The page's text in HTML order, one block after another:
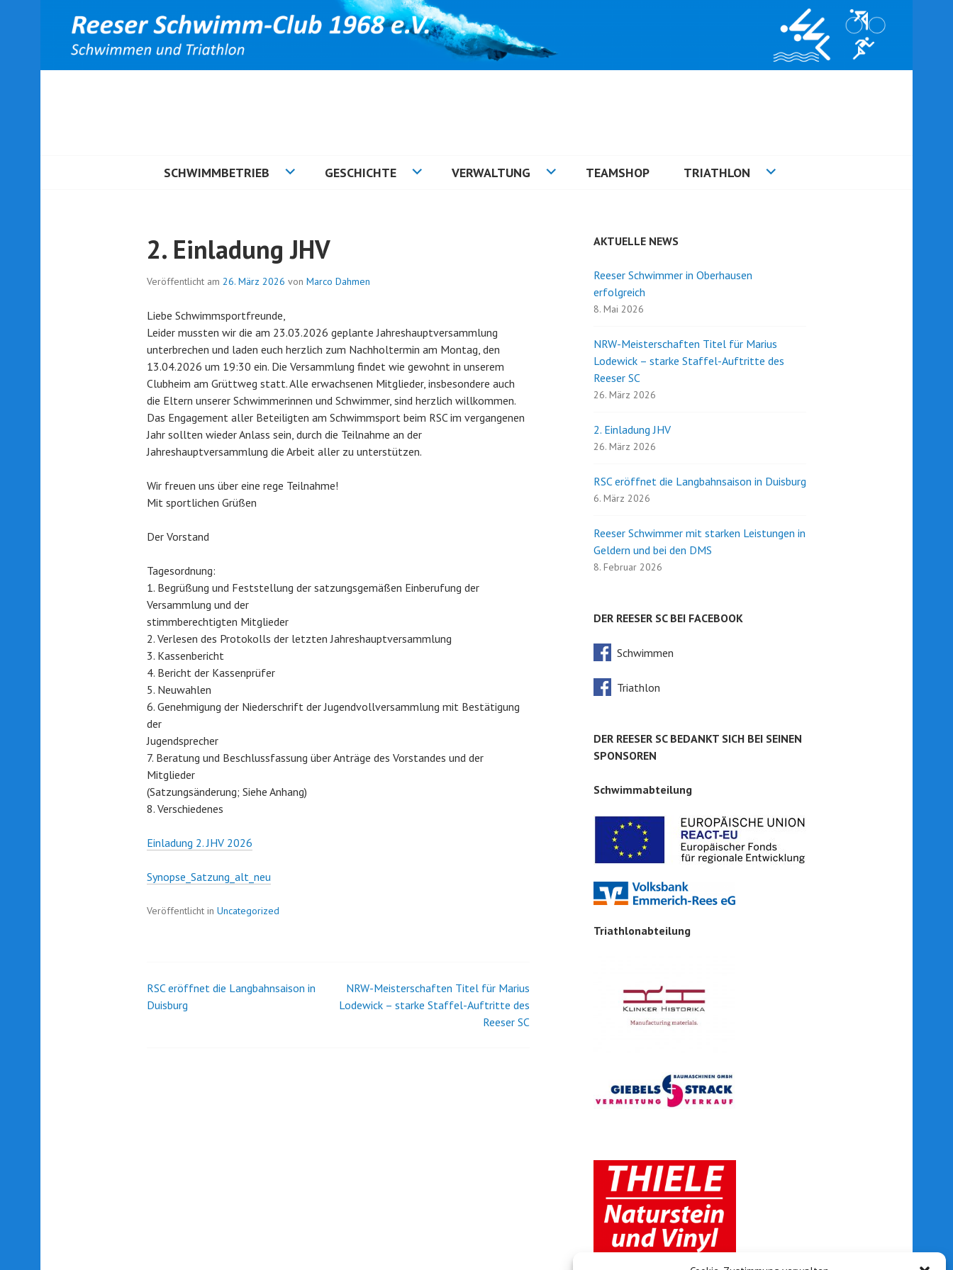
SCHWIMMBETRIEB GESCHICHTE VERWALTUNG TEAMSHOP TRIATHLON
2. Einladung JHV
Veröffentlicht am 26. März 2026 von Marco Dahmen
Liebe Schwimmsportfreunde,
Leider mussten wir die am 23.03.2026 geplante Jahreshauptversammlung
unterbrechen und laden euch herzlich zum Nachholtermin am Montag, den
13.04.2026 um 19:30 ein. Die Versammlung findet wie gewohnt in unserem
Clubheim am Grüttweg statt. Alle erwachsenen Mitglieder, insbesondere auch
die Eltern unserer Schwimmerinnen und Schwimmer, sind herzlich willkommen.
Das Engagement aller Beteiligten am Schwimmsport beim RSC im vergangenen
Jahr sollten wieder Anlass sein, durch die Teilnahme an der
Jahreshauptversammlung die Arbeit aller zu unterstützen.
Wir freuen uns über eine rege Teilnahme!
Mit sportlichen Grüßen
Der Vorstand
Tagesordnung:
1. Begrüßung und Feststellung der satzungsgemäßen Einberufung der
Versammlung und der
stimmberechtigten Mitglieder
2. Verlesen des Protokolls der letzten Jahreshauptversammlung
3. Kassenbericht
4. Bericht der Kassenprüfer
5. Neuwahlen
6. Genehmigung der Niederschrift der Jugendvollversammlung mit Bestätigung
der
Jugendsprecher
7. Beratung und Beschlussfassung über Anträge des Vorstandes und der
Mitglieder
(Satzungsänderung; Siehe Anhang)
8. Verschiedenes
Einladung 2. JHV 2026
Synopse_Satzung_alt_neu
Veröffentlicht in Uncategorized
Beitrags-
RSC eröffnet die Langbahnsaison in
Duisburg
NRW-Meisterschaften Titel für Marius
Lodewick – starke Staffel-Auftritte des
Reeser SC
AKTUELLE NEWS
Reeser Schwimmer in Oberhausen
erfolgreich
8. Mai 2026
NRW-Meisterschaften Titel für Marius
Lodewick – starke Staffel-Auftritte des
Reeser SC
26. März 2026
2. Einladung JHV
26. März 2026
RSC eröffnet die Langbahnsaison in Duisburg
6. März 2026
Reeser Schwimmer mit starken Leistungen in
Geldern und bei den DMS
8. Februar 2026
DER REESER SC BEI FACEBOOK
Schwimmen
Triathlon
DER REESER SC BEDANKT SICH BEI SEINEN
SPONSOREN
Schwimmabteilung
Triathlonabteilung